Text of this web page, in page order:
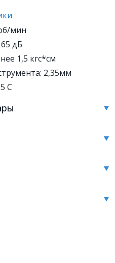
мин
дБ
1,5 кгс*см
2,35мм
С